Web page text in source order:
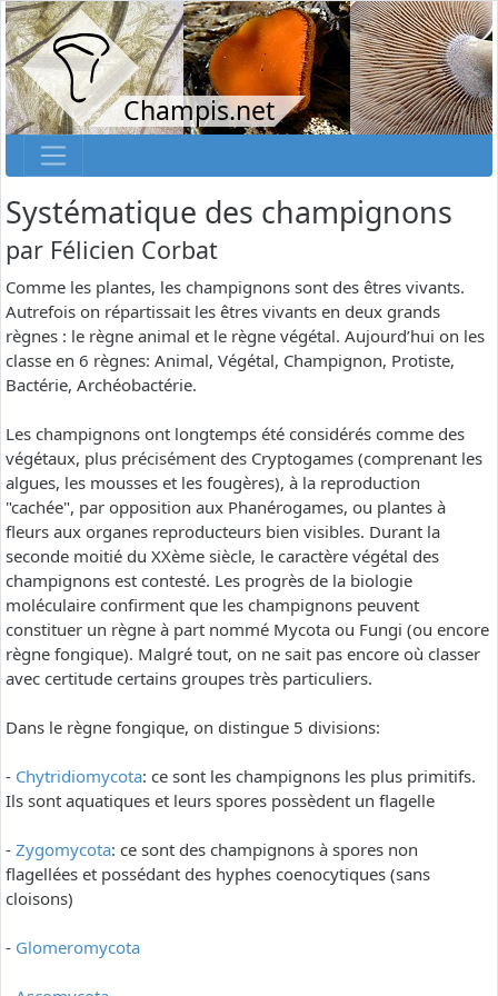
Champis.net
Systématique des champignons
par Félicien Corbat
Comme les plantes, les champignons sont des êtres vivants.
Autrefois on répartissait les êtres vivants en deux grands
règnes : le règne animal et le règne végétal. Aujourd’hui on les
classe en 6 règnes: Animal, Végétal, Champignon, Protiste,
Bactérie, Archéobactérie.
Les champignons ont longtemps été considérés comme des
végétaux, plus précisément des Cryptogames (comprenant les
algues, les mousses et les fougères), à la reproduction
"cachée", par opposition aux Phanérogames, ou plantes à
fleurs aux organes reproducteurs bien visibles. Durant la
seconde moitié du XXème siècle, le caractère végétal des
champignons est contesté. Les progrès de la biologie
moléculaire confirment que les champignons peuvent
constituer un règne à part nommé Mycota ou Fungi (ou encore
règne fongique). Malgré tout, on ne sait pas encore où classer
avec certitude certains groupes très particuliers.
Dans le règne fongique, on distingue 5 divisions:
- Chytridiomycota: ce sont les champignons les plus primitifs.
Ils sont aquatiques et leurs spores possèdent un flagelle
- Zygomycota: ce sont des champignons à spores non
flagellées et possédant des hyphes coenocytiques (sans
cloisons)
- Glomeromycota